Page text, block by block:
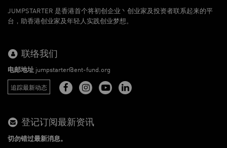
JUMPSTARTER 是香港首个将初创企业丶创业家及投资者联系起来的平
台，助香港创业家及年轻人实践创业梦想。
联络我们
电邮地址 jumpstarter@ent-fund.org
追踪最新动态
登记订阅最新资讯
切勿错过最新消息。